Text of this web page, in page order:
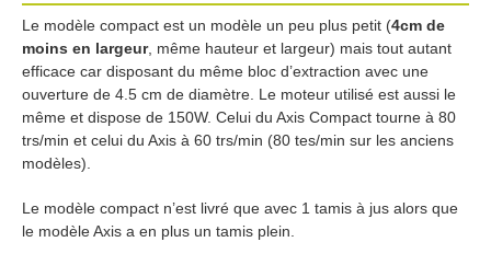
Le modèle compact est un modèle un peu plus petit (4cm de
moins en largeur, même hauteur et largeur) mais tout autant
efficace car disposant du même bloc d’extraction avec une
ouverture de 4.5 cm de diamètre. Le moteur utilisé est aussi le
même et dispose de 150W. Celui du Axis Compact tourne à 80
trs/min et celui du Axis à 60 trs/min (80 tes/min sur les anciens
modèles).
Le modèle compact n’est livré que avec 1 tamis à jus alors que
le modèle Axis a en plus un tamis plein.